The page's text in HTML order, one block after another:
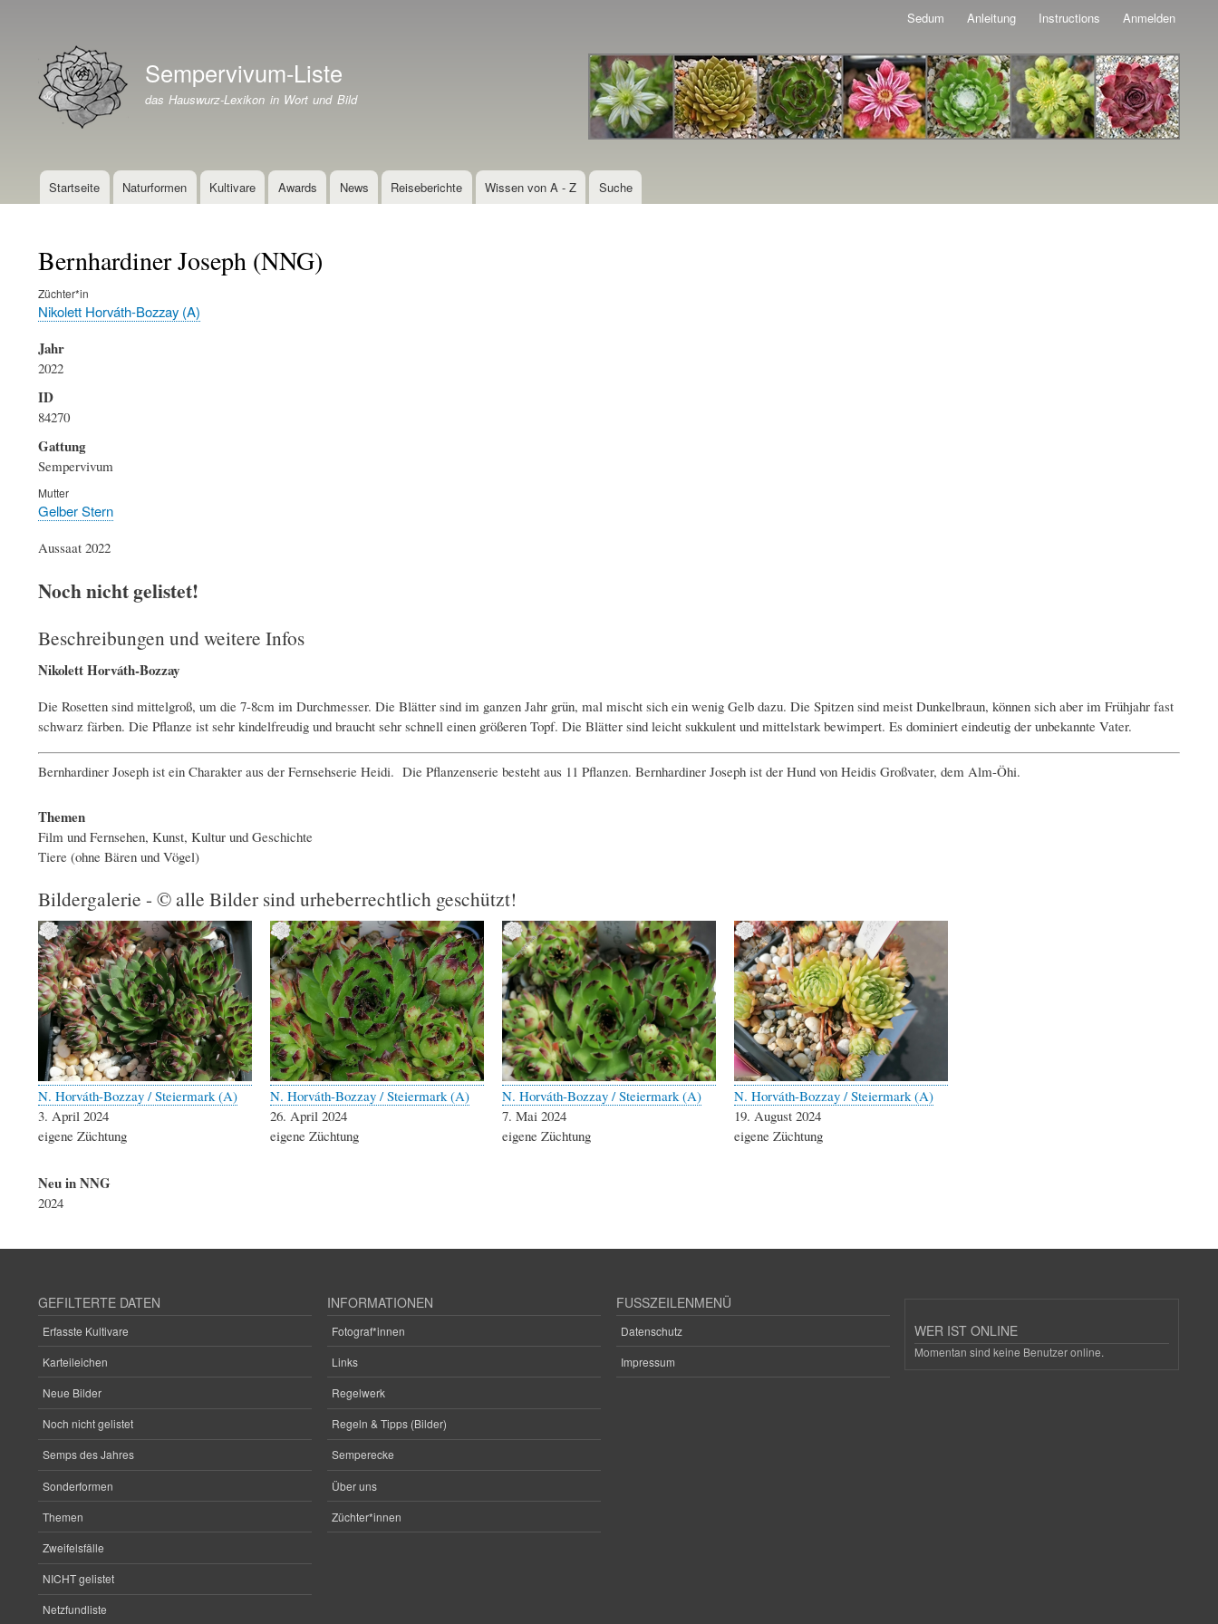
Inhalt
Sedum Anleitung Instructions Anmelden
Branding der WebsiteSempervivum-Liste
das Hauswurz-Lexikon in Wort und Bild
Hauptnavigation
Startseite Naturformen Kultivare Awards News Reiseberichte Wissen von A - Z Suche
Bernhardiner Joseph (NNG)
Züchter*in
Nikolett Horváth-Bozzay (A)
Jahr
2022
ID
84270
Gattung
Sempervivum
Mutter
Gelber Stern
Aussaat 2022
Noch nicht gelistet!
Beschreibungen und weitere Infos
Nikolett Horváth-Bozzay
Die Rosetten sind mittelgroß, um die 7-8cm im Durchmesser. Die Blätter sind im ganzen Jahr grün, mal mischt sich ein wenig Gelb dazu. Die Spitzen sind meist Dunkelbraun, können sich aber im Frühjahr fast
schwarz färben. Die Pflanze ist sehr kindelfreudig und braucht sehr schnell einen größeren Topf. Die Blätter sind leicht sukkulent und mittelstark bewimpert. Es dominiert eindeutig der unbekannte Vater.
Bernhardiner Joseph ist ein Charakter aus der Fernsehserie Heidi. Die Pflanzenserie besteht aus 11 Pflanzen. Bernhardiner Joseph ist der Hund von Heidis Großvater, dem Alm-Öhi.
Themen
Film und Fernsehen, Kunst, Kultur und Geschichte
Tiere (ohne Bären und Vögel)
Bildergalerie - © alle Bilder sind urheberrechtlich geschützt!
N. Horváth-Bozzay / Steiermark (A)
3. April 2024
eigene Züchtung
N. Horváth-Bozzay / Steiermark (A)
26. April 2024
eigene Züchtung
N. Horváth-Bozzay / Steiermark (A)
7. Mai 2024
eigene Züchtung
N. Horváth-Bozzay / Steiermark (A)
19. August 2024
eigene Züchtung
Neu in NNG
2024
GEFILTERTE DATEN
Erfasste Kultivare
Karteileichen
Neue Bilder
Noch nicht gelistet
Semps des Jahres
Sonderformen
Themen
Zweifelsfälle
NICHT gelistet
Netzfundliste
INFORMATIONEN
Fotograf*innen
Links
Regelwerk
Regeln & Tipps (Bilder)
Semperecke
Über uns
Züchter*innen
FUSSZEILENMENÜ
Datenschutz
Impressum
WER IST ONLINE
Momentan sind keine Benutzer online.